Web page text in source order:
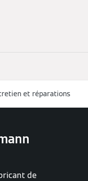
et réparations
de